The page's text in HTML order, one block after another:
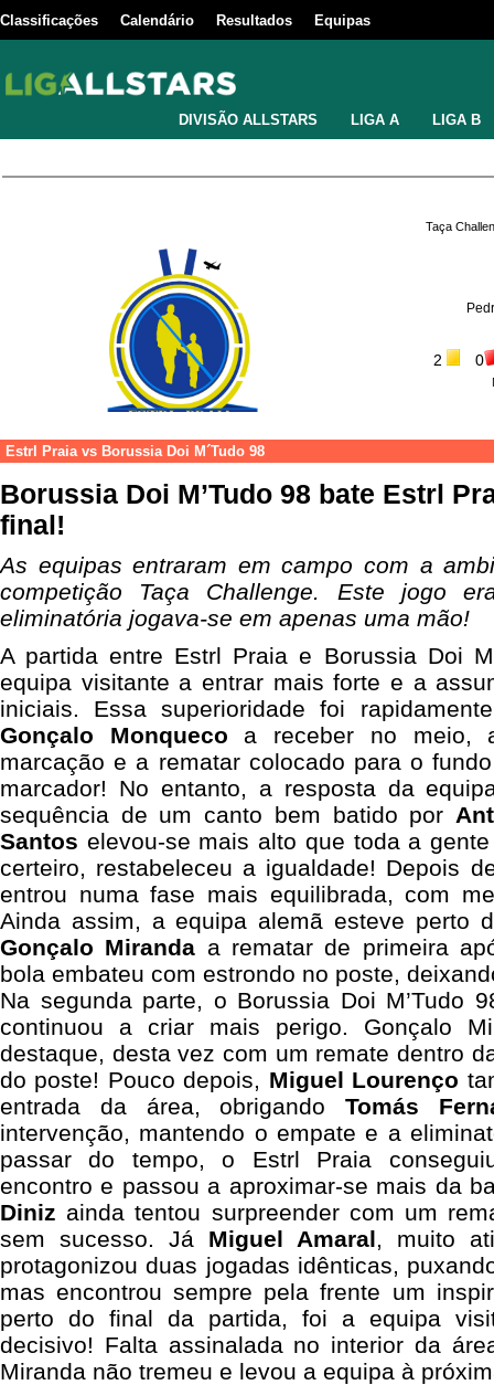
Classificações Calendário Resultados Equipas
DIVISÃO ALLSTARS LIGA A LIGA B
Taça
2 0
Estrl Praiavs Borussia Doi M´Tudo 98
Borussia Doi M’Tudo 98 bate Estrl
final!
As equipas entraram em campo com a
competição Taça Challenge. Este jogo
eliminatória jogava-se em apenas uma mão!
A partida entre Estrl Praia e Borussia Doi
equipa visitante a entrar mais forte e a
iniciais. Essa superioridade foi
Gonçalo Monqueco a receber no meio,
marcação e a rematar colocado para o
marcador! No entanto, a resposta da
sequência de um canto bem batido por
Santos elevou-se mais alto que toda a
certeiro, restabeleceu a igualdade! Depois
entrou numa fase mais equilibrada, com
Ainda assim, a equipa alemã esteve perto
Gonçalo Miranda a rematar de primeira
bola embateu com estrondo no poste,
Na segunda parte, o Borussia Doi M’Tudo
continuou a criar mais perigo. Gonçalo
destaque, desta vez com um remate dentro
do poste! Pouco depois, Miguel Lourenço
entrada da área, obrigando Tomás
intervenção, mantendo o empate e a
passar do tempo, o Estrl Praia
encontro e passou a aproximar-se mais da
Diniz ainda tentou surpreender com um
sem sucesso. Já Miguel Amaral, muito
protagonizou duas jogadas idênticas,
mas encontrou sempre pela frente um
perto do final da partida, foi a equipa
decisivo! Falta assinalada no interior da
Miranda não tremeu e levou a equipa à